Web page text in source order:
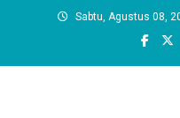
Sabtu, Agustus 08,